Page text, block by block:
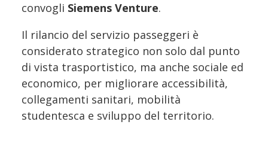
convogli Siemens Venture.
Il rilancio del servizio passeggeri è
considerato strategico non solo dal punto
di vista trasportistico, ma anche sociale ed
economico, per migliorare accessibilità,
collegamenti sanitari, mobilità
studentesca e sviluppo del territorio.